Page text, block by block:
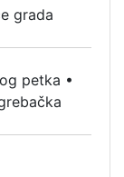
grada
petka •